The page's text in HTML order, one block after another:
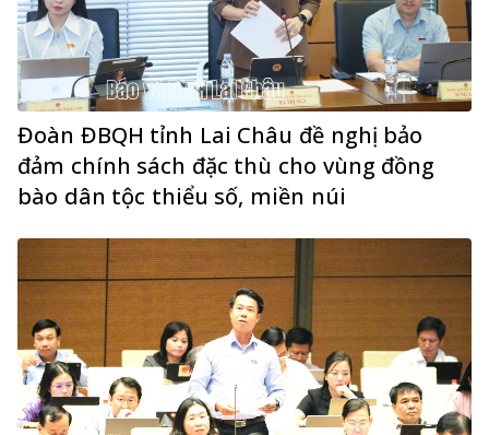
Đoàn ĐBQH tỉnh Lai Châu đề nghị bảo
đảm chính sách đặc thù cho vùng đồng
bào dân tộc thiểu số, miền núi